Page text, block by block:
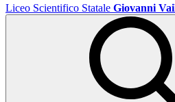
Liceo Scientifico Statale Giovanni